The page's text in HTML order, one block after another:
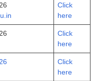
Click
here
Click
here
Click
here